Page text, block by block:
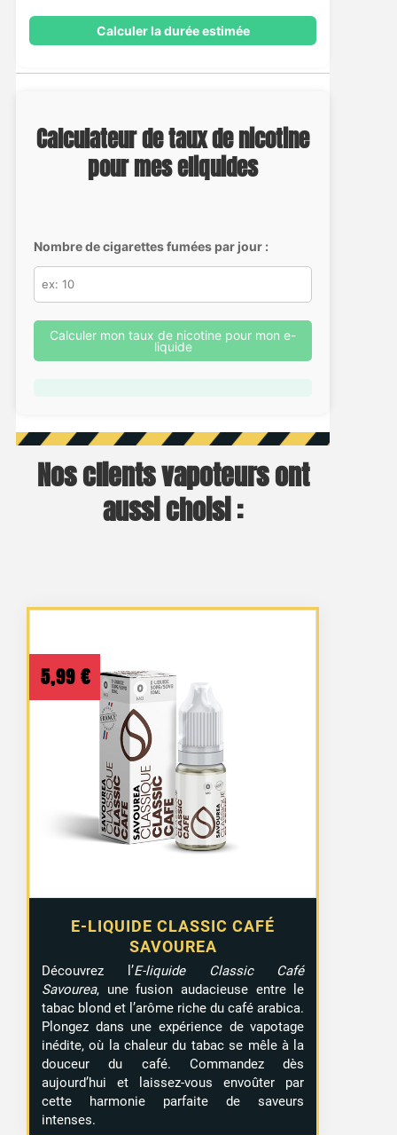
Calculer la durée estimée
Calculateur de taux de nicotine
pour mes eliquides
Nombre de cigarettes fumées par jour :
Calculer mon taux de nicotine pour mon e-
liquide
Nos clients vapoteurs ont
aussi choisi :
E-LIQUIDE CLASSIC CAFÉ
SAVOUREA
5,99 €
Découvrez l’E-liquide Classic Café
Savourea, une fusion audacieuse entre le
tabac blond et l’arôme riche du café arabica.
Plongez dans une expérience de vapotage
inédite, où la chaleur du tabac se mêle à la
douceur du café. Commandez dès
aujourd’hui et laissez-vous envoûter par
cette harmonie parfaite de saveurs
intenses.